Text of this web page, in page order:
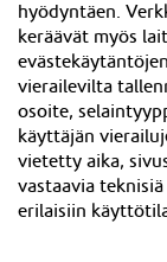
hyödyntäen.
keräävät myös
vierailevilta
osoite,
käyttäjän
vietetty aika,
vastaavia
erilaisiin